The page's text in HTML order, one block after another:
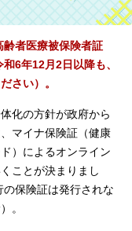
者医療被保険者証
6年12月2日以降も、
さい）。
化の方針が政府から
マイナ保険証（健康
）によるオンライン
ことが決まりまし
保険証は発行されな
。